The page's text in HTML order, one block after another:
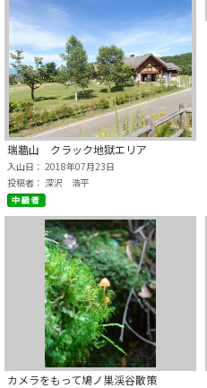
瑞牆山 クラック地獄エリア
入山日： 2018年07月23日
投稿者： 深沢 浩平
カメラをもって鳩ノ巣渓谷散策